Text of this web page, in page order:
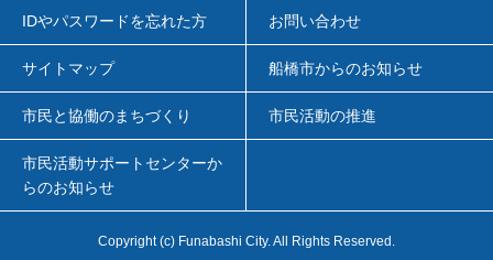
IDやパスワードを忘れた方 お問い合わせ
サイトマップ 船橋市からのお知らせ
市民と協働のまちづくり 市民活動の推進
市民活動サポートセンターか
らのお知らせ
Copyright(c) Funabashi City. All Rights Reserved.